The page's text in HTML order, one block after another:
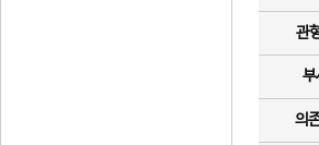
관
부
의